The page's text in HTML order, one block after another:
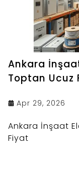
Ankara
Toptan Ucuz
Apr 29, 2026
Ankara İnşaat
Fiyat